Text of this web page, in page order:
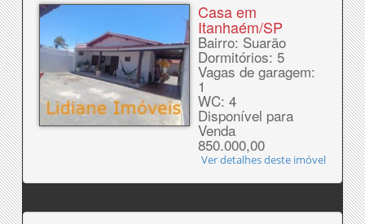
Casa em
Itanhaém/SP
Bairro: Suarão
Dormitórios: 5
Vagas de garagem:
1
WC: 4
Disponível para
Venda
850.000,00
Ver detalhes deste imóvel